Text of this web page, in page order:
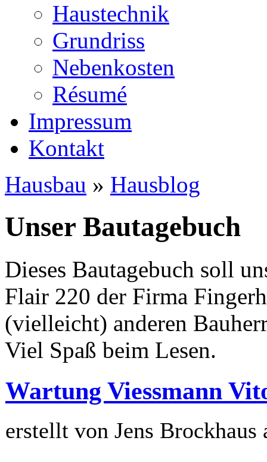
Haustechnik
Grundriss
Nebenkosten
Ré­su­mé
Impressum
Kontakt
Hausbau » Hausblog
Unser Bautagebuch
Dieses Bautagebuch soll
Flair 220 der Firma
(vielleicht) anderen
Viel Spaß beim Lesen.
Wartung Viessmann
erstellt von Jens Brockhaus